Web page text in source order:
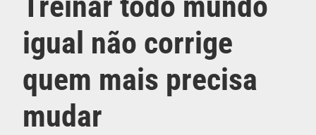
igual não corrige
quem mais precisa
mudar